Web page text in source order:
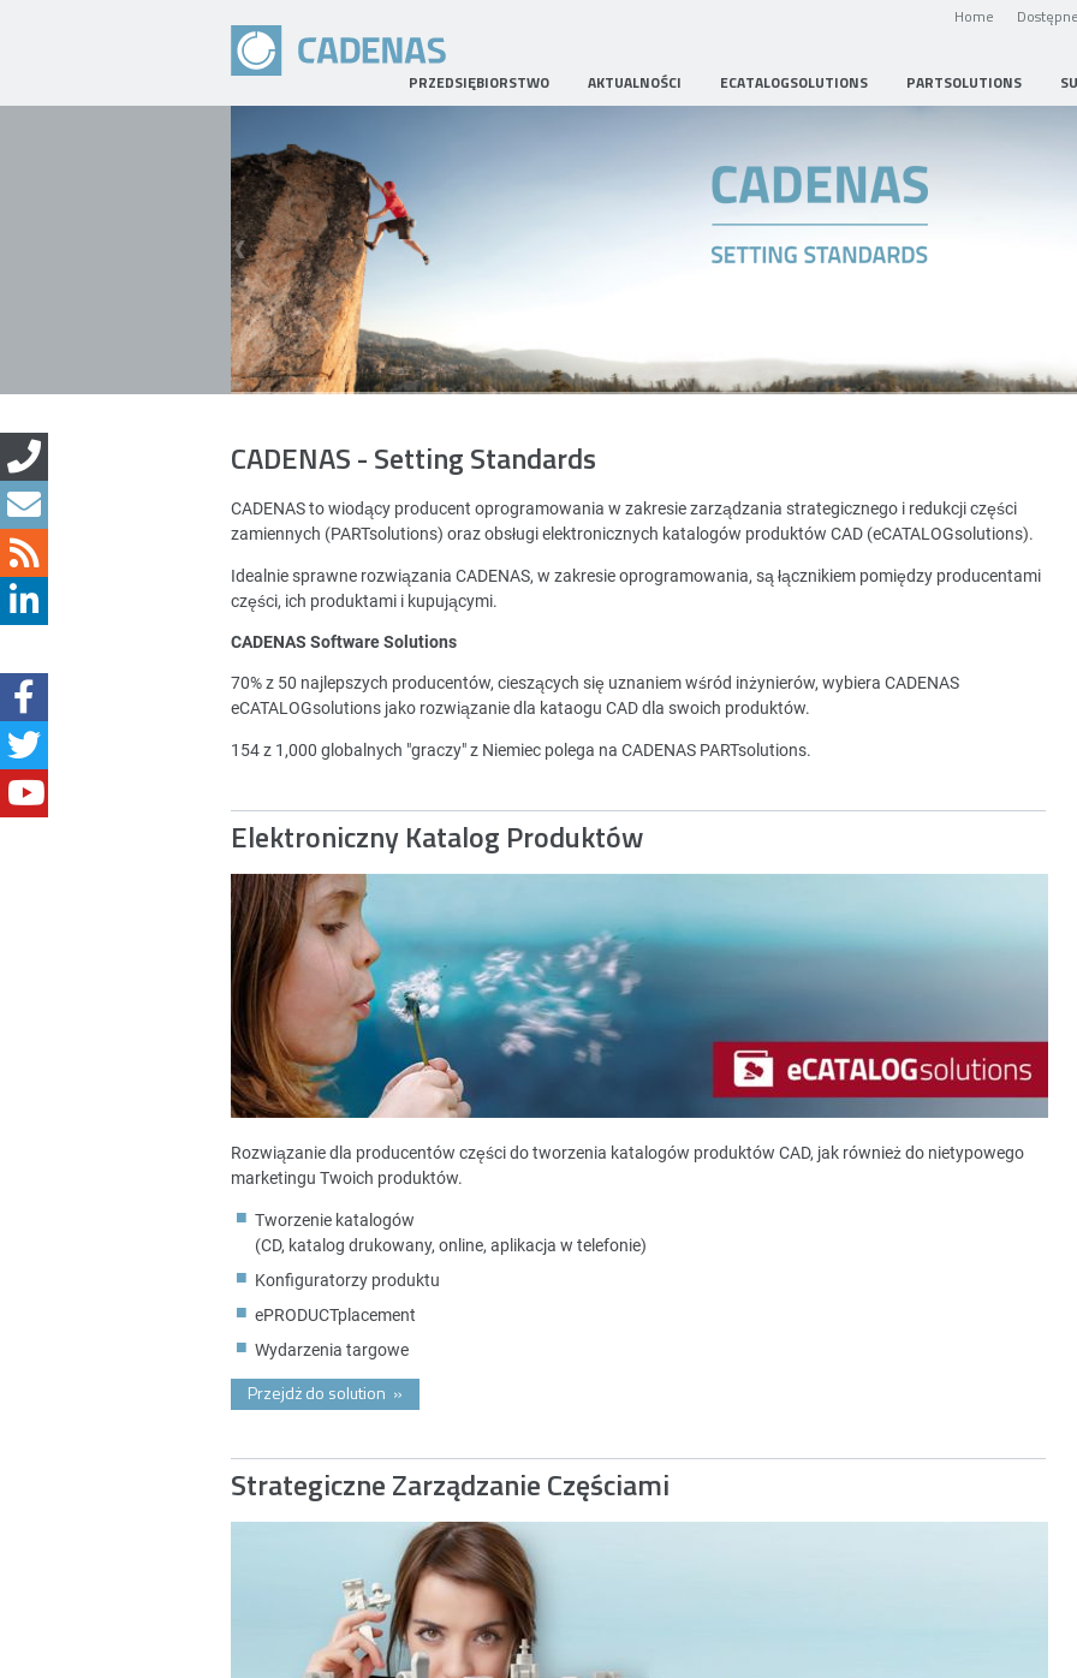
Home
PRZEDSIĘBIORSTWO AKTUALNOŚCI ECATALOGSOLUTIONS PARTSOLUTIONS
CADENAS - Setting Standards
CADENAS to wiodący producent oprogramowania w zakresie zarządzania strategicznego i redukcji części
zamiennych (PARTsolutions) oraz obsługi elektronicznych katalogów produktów CAD (eCATALOGsolutions).
Idealnie sprawne rozwiązania CADENAS, w zakresie oprogramowania, są łącznikiem pomiędzy producentami
części, ich produktami i kupującymi.
CADENAS Software Solutions
70% z 50 najlepszych producentów, cieszących się uznaniem wśród inżynierów, wybiera CADENAS
eCATALOGsolutions jako rozwiązanie dla kataogu CAD dla swoich produktów.
154 z 1,000 globalnych "graczy" z Niemiec polega na CADENAS PARTsolutions.
Elektroniczny Katalog Produktów
Rozwiązanie dla producentów części do tworzenia katalogów produktów CAD, jak również do nietypowego
marketingu Twoich produktów.
Tworzenie katalogów
(CD, katalog drukowany, online, aplikacja w telefonie)
Konfiguratorzy produktu
ePRODUCTplacement
Wydarzenia targowe
Przejdż do solution »
Strategiczne Zarządzanie Częściami